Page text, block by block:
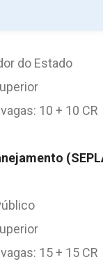
do Estado
10 + 10 CR
15 + 15 CR